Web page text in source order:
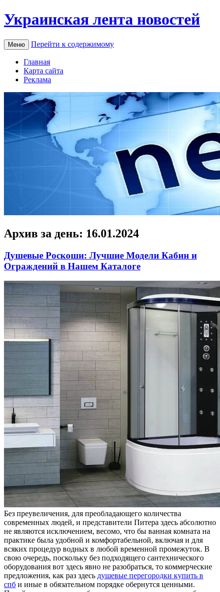
Украинская лента новостей
Меню Перейти к содержимому
Главная
Карта сайта
Реклама
Архив за день: 16.01.2024
Душевые Роскоши: Лучшие Модели Кабин и
Ограждений в Нашем Каталоге
Бeз прeувeличeния, для преобладающего количества
современных людей, и представители Питера здесь абсолютно
не являются исключением, весомо, что бы ванная комната на
практике была удобной и комфортабельной, включая и для
всяких процедур водных в любой временной промежуток. В
свою очередь, поскольку без подходящего сантехнического
оборудования вот здесь явно не разобраться, то коммерческие
предложения, как раз здесь душевые перегородки купить в
спб и иные в обязательном порядке обернутся ценными.